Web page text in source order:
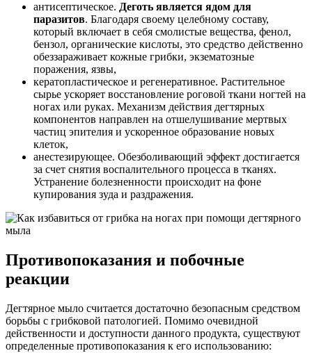
антисептическое. Деготь является ядом для
паразитов. Благодаря своему целебному составу,
который включает в себя смолистые вещества, фенол,
бензол, органические кислоты, это средство действенно
обеззараживает кожные грибки, экзематозные
поражения, язвы,
кератопластическое и регенеративное. Растительное
сырье ускоряет восстановление роговой ткани ногтей на
ногах или руках. Механизм действия дегтярных
компонентов направлен на отшелушивание мертвых
частиц эпителия и ускоренное образование новых
клеток,
анестезирующее. Обезболивающий эффект достигается
за счет снятия воспалительного процесса в тканях.
Устранение болезненности происходит на фоне
купирования зуда и раздражения.
Противопоказания и побочные
реакции
Дегтярное мыло считается достаточно безопасным средством
борьбы с грибковой патологией. Помимо очевидной
действенности и доступности данного продукта, существуют
определенные противопоказания к его использованию: